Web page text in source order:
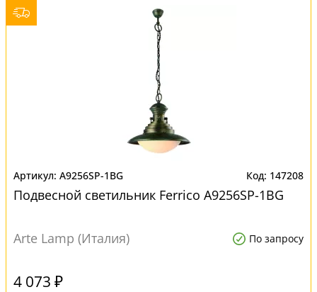
A9256SP-1BG 147208
Подвесной светильник Ferrico A9256SP-1BG
Arte Lamp (Италия) По запросу
4 073 ₽